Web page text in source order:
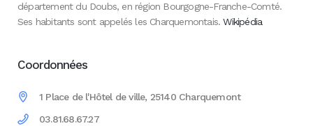
département du Doubs, en région Bourgogne-Franche-Comté.
Ses habitants sont appelés les Charquemontais.Wikipédia
Coordonnées
1 Place de l'Hôtel de ville, 25140 Charquemont
03.81.68.67.27